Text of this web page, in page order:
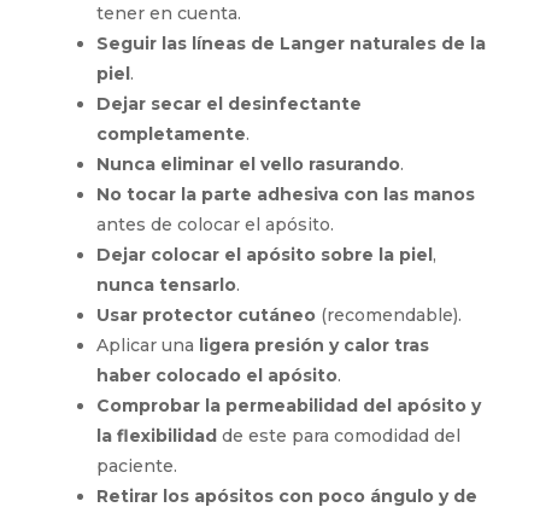
tener en cuenta.
Seguir las líneas de Langer naturales de la
piel.
Dejar secar el desinfectante
completamente.
Nunca eliminar el vello rasurando.
No tocar la parte adhesiva con las manos
antes de colocar el apósito.
Dejar colocar el apósito sobre la piel,
nunca tensarlo.
Usar protector cutáneo (recomendable).
Aplicar una ligera presión y calor tras
haber colocado el apósito.
Comprobar la permeabilidad del apósito y
la flexibilidad de este para comodidad del
paciente.
Retirar los apósitos con poco ángulo y de